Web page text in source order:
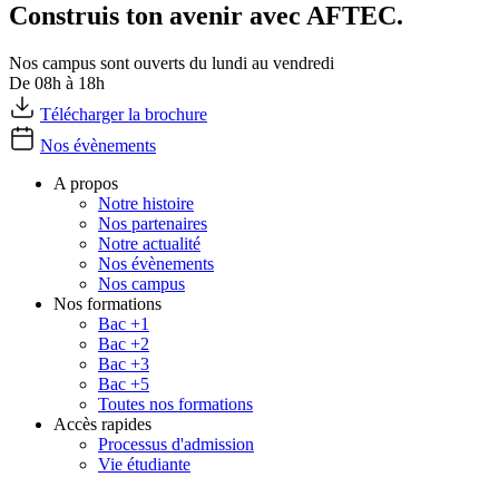
Construis ton avenir avec AFTEC.
Nos campus sont ouverts du lundi au vendredi
De 08h à 18h
Télécharger la brochure
Nos évènements
A propos
Notre histoire
Nos partenaires
Notre actualité
Nos évènements
Nos campus
Nos formations
Bac +1
Bac +2
Bac +3
Bac +5
Toutes nos formations
Accès rapides
Processus d'admission
Vie étudiante